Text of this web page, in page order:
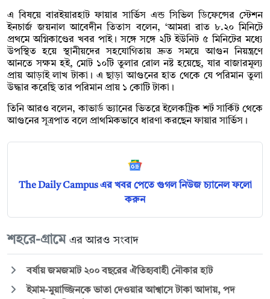
এ বিষয়ে বারইয়ারহাট ফায়ার সার্ভিস এন্ড সিভিল ডিফেন্সের স্টেশন
ইনচার্জ জয়নাল আবেদীন তিতাস বলেন, ‘আমরা রাত ৮.২০ মিনিটে
প্রথমে অগ্নিকাণ্ডের খবর পাই। সঙ্গে সঙ্গে ২টি ইউনিট ৫ মিনিটের মধ্যে
উপস্থিত হয়ে স্থানীয়দের সহযোগিতায় দ্রুত সময়ে আগুন নিয়ন্ত্রণে
আনতে সক্ষম হই, মোট ১০টি তুলার রোল নষ্ট হয়েছে, যার বাজারমূল্য
প্রায় আড়াই লাখ টাকা। এ ছাড়া আগুনের হাত থেকে যে পরিমান তুলা
উদ্ধার করেছি তার পরিমান প্রায় ১ কোটি টাকা।
তিনি আরও বলেন, কাভার্ড ভ্যানের ভিতরে ইলেকট্রিক শর্ট সার্কিট থেকে
আগুনের সূত্রপাত বলে প্রাথমিকভাবে ধারণা করছেন ফায়ার সার্ভিস।
The Daily Campus এর খবর পেতে গুগল নিউজ চ্যানেল ফলো
করুন
শহরে-গ্রামে এর আরও সংবাদ
বর্ষায় জমজমাট ২০০ বছরের ঐতিহ্যবাহী নৌকার হাট
ইমাম-মুয়াজ্জিনকে ভাতা দেওয়ার আশ্বাসে টাকা আদায়, পদ